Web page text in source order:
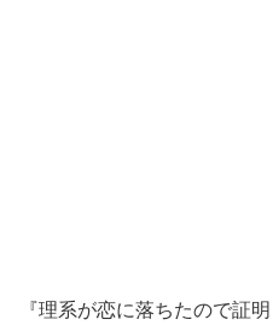
『理系が恋に落ちたので証